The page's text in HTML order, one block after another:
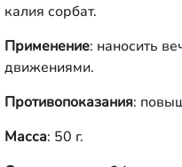
калия сорбат.
Применение: наносить
движениями.
Противопоказания:
Масса: 50 г.